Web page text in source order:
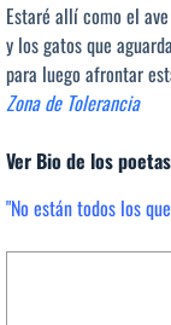
Estaré allí como el
y los gatos que
para luego afrontar
Zona de Tolerancia
Ver Bio de los
"No están todos los